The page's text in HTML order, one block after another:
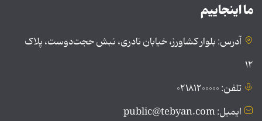
ما اینجاییم
آدرس: بلوار کشاورز، خیابان نادری، نبش حجت‌دوست، پلاک
۱۲
تلفن: ۰۲۱۸۱۲۰۰۰۰۰
ایمیل: public@tebyan.com